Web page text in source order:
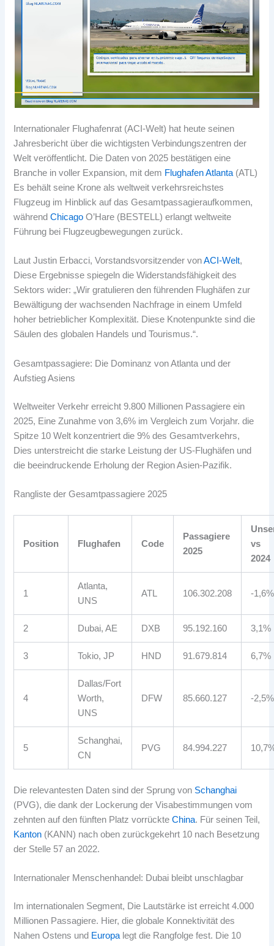
Internationaler Flughafenrat (ACI-Welt) hat heute seinen
Jahresbericht über die wichtigsten Verbindungszentren der
Welt veröffentlicht. Die Daten von 2025 bestätigen eine
Branche in voller Expansion, mit dem Flughafen Atlanta (ATL)
Es behält seine Krone als weltweit verkehrsreichstes
Flugzeug im Hinblick auf das Gesamtpassagieraufkommen,
währendChicago O’Hare (BESTELL) erlangt weltweite
Führung bei Flugzeugbewegungen zurück.
Laut Justin Erbacci, Vorstandsvorsitzender vonACI-Welt,
Diese Ergebnisse spiegeln die Widerstandsfähigkeit des
Sektors wider: „Wir gratulieren den führenden Flughäfen zur
Bewältigung der wachsenden Nachfrage in einem Umfeld
hoher betrieblicher Komplexität. Diese Knotenpunkte sind die
Säulen des globalen Handels und Tourismus.“.
Gesamtpassagiere: Die Dominanz von Atlanta und der
Aufstieg Asiens
Weltweiter Verkehr erreicht 9.800 Millionen Passagiere ein
2025, Eine Zunahme von 3,6% im Vergleich zum Vorjahr. die
Spitze 10 Welt konzentriert die 9% des Gesamtverkehrs,
Dies unterstreicht die starke Leistung der US-Flughäfen und
die beeindruckende Erholung der Region Asien-Pazifik.
Rangliste der Gesamtpassagiere 2025
Position Flughafen Code
Passagiere
2025
vs
2024
1
Atlanta,
UNS
ATL 106.302.208 -1,6%
2 Dubai, AE DXB 95.192.160 3,1%
3 Tokio, JP HND 91.679.814 6,7%
4
Dallas/Fort
Worth,
UNS
DFW 85.660.127 -2,5%
5
Schanghai,
CN
PVG 84.994.227
Die relevantesten Daten sind der Sprung von Schanghai
(PVG), die dank der Lockerung der Visabestimmungen vom
zehnten auf den fünften Platz vorrückteChina. Für seinen Teil,
Kanton (KANN) nach oben zurückgekehrt 10 nach Besetzung
der Stelle 57 an 2022.
Internationaler Menschenhandel: Dubai bleibt unschlagbar
Im internationalen Segment, Die Lautstärke ist erreicht 4.000
Millionen Passagiere. Hier, die globale Konnektivität des
Nahen Ostens und Europa legt die Rangfolge fest. Die 10